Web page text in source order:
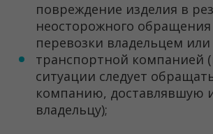
повреждение изделия в
неосторожного
перевозки владельцем или
транспортной компанией
ситуации следует
компанию, доставлявшую
владельцу);